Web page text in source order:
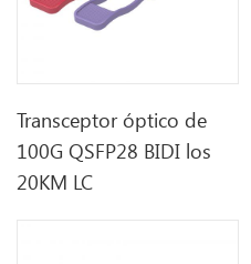
Transceptor óptico de
100G QSFP28 BIDI los
20KM LC